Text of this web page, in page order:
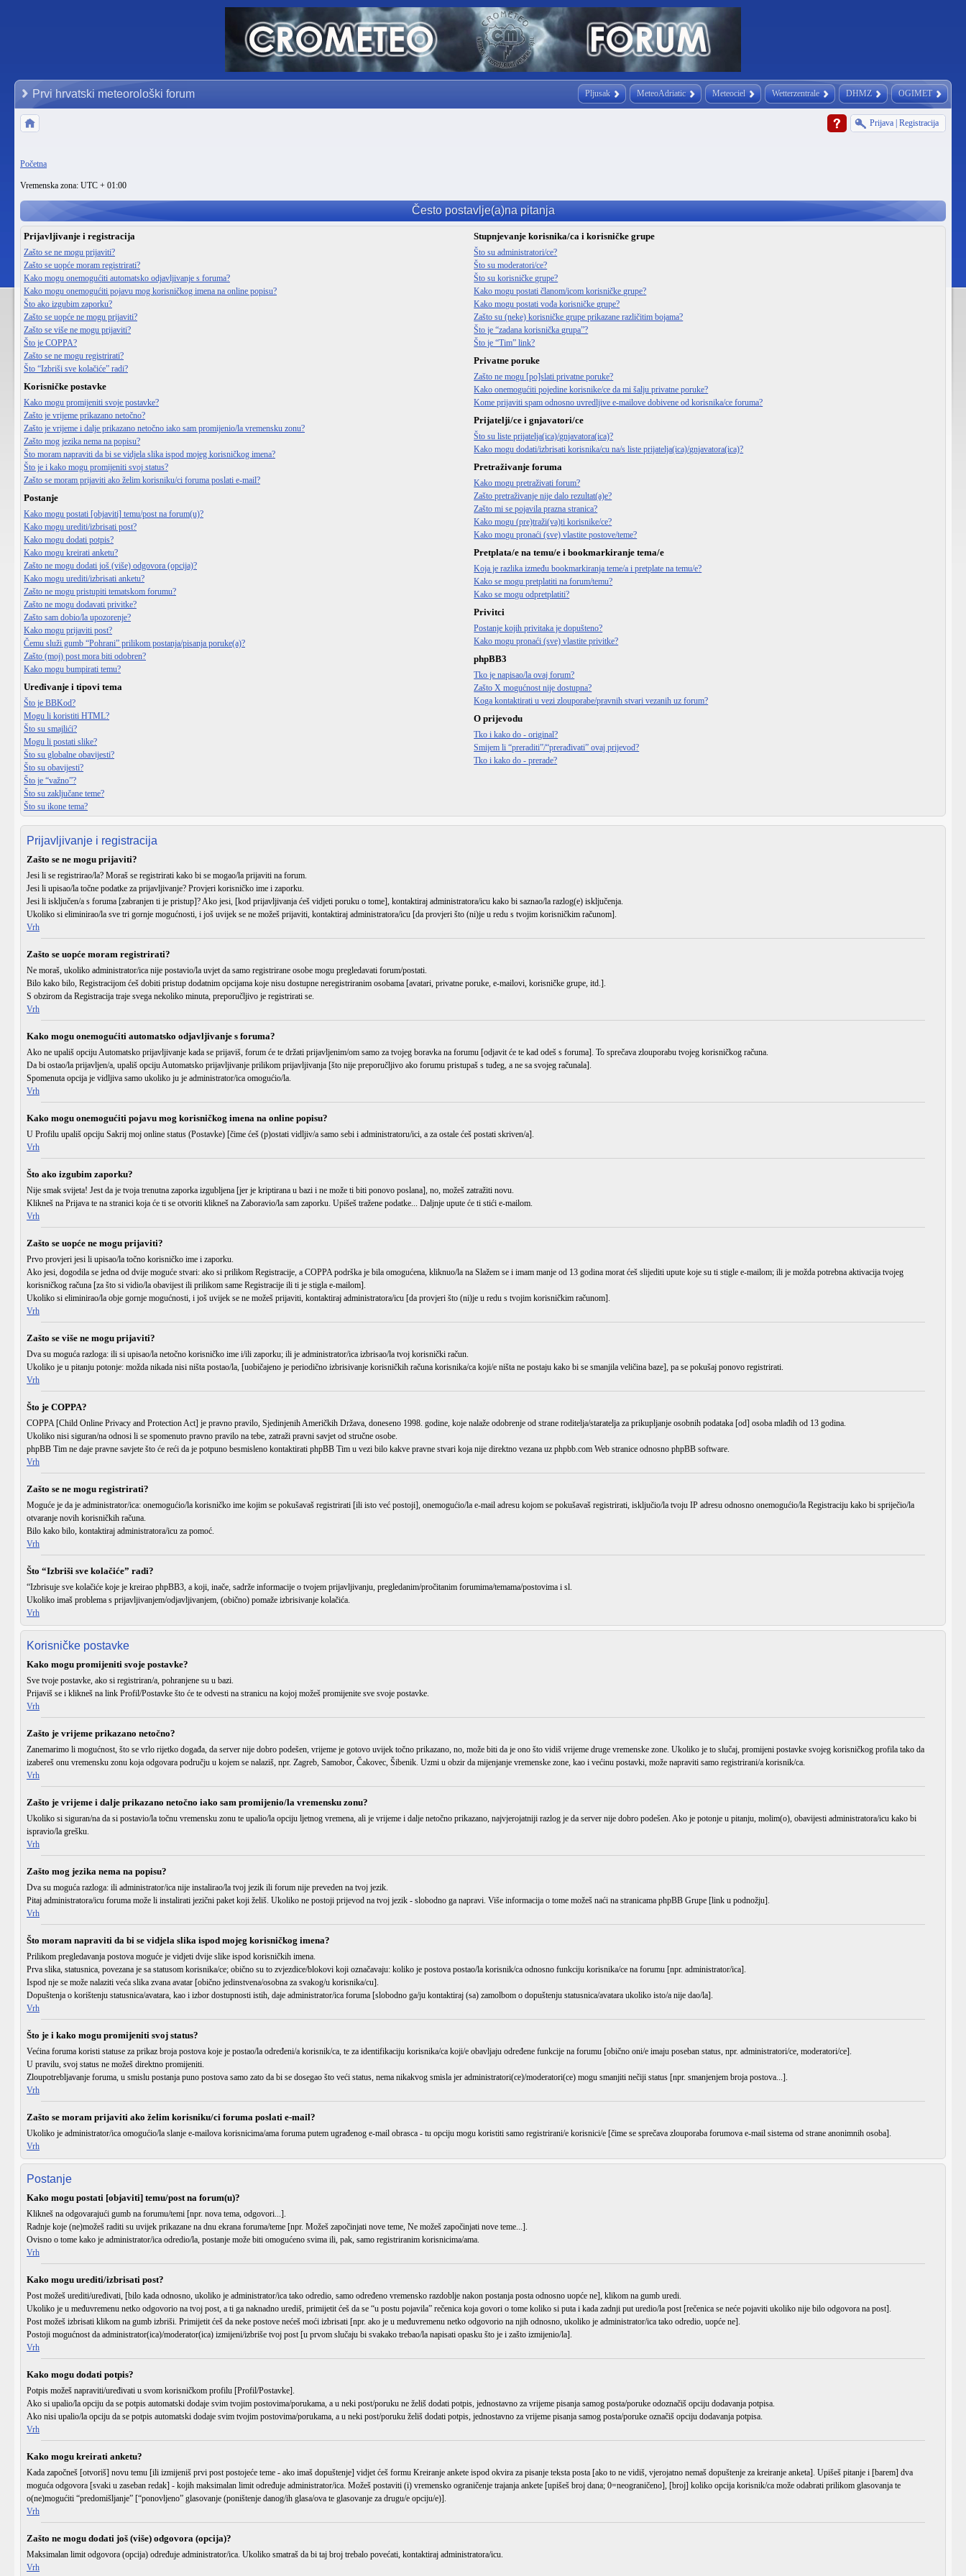
Pljusak MeteoAdriatic Meteociel Wetterzentrale DHMZ OGIMET
Prvi hrvatski meteorološki forum
Prijava Registracija
Početna
Vremenska zona: UTC + 01:00
Često postavlje(a)na pitanja
Prijavljivanje i registracija
Zašto se ne mogu prijaviti?
Zašto se uopće moram registrirati?
Kako mogu onemogućiti automatsko odjavljivanje s foruma?
Kako mogu onemogućiti pojavu mog korisničkog imena na online popisu?
Što ako izgubim zaporku?
Zašto se uopće ne mogu prijaviti?
Zašto se više ne mogu prijaviti?
Što je COPPA?
Zašto se ne mogu registrirati?
Što “Izbriši sve kolačiće” radi?
Korisničke postavke
Kako mogu promijeniti svoje postavke?
Zašto je vrijeme prikazano netočno?
Zašto je vrijeme i dalje prikazano netočno iako sam promijenio/la vremensku zonu?
Zašto mog jezika nema na popisu?
Što moram napraviti da bi se vidjela slika ispod mojeg korisničkog imena?
Što je i kako mogu promijeniti svoj status?
Zašto se moram prijaviti ako želim korisniku/ci foruma poslati e-mail?
Postanje
Kako mogu postati [objaviti] temu/post na forum(u)?
Kako mogu urediti/izbrisati post?
Kako mogu dodati potpis?
Kako mogu kreirati anketu?
Zašto ne mogu dodati još (više) odgovora (opcija)?
Kako mogu urediti/izbrisati anketu?
Zašto ne mogu pristupiti tematskom forumu?
Zašto ne mogu dodavati privitke?
Zašto sam dobio/la upozorenje?
Kako mogu prijaviti post?
Čemu služi gumb “Pohrani” prilikom postanja/pisanja poruke(a)?
Zašto (moj) post mora biti odobren?
Kako mogu bumpirati temu?
Uređivanje i tipovi tema
Što je BBKod?
Mogu li koristiti HTML?
Što su smajlići?
Mogu li postati slike?
Što su globalne obavijesti?
Što su obavijesti?
Što je “važno”?
Što su zaključane teme?
Što su ikone tema?
Stupnjevanje korisnika/ca i korisničke grupe
Što su administratori/ce?
Što su moderatori/ce?
Što su korisničke grupe?
Kako mogu postati članom/icom korisničke grupe?
Kako mogu postati vođa korisničke grupe?
Zašto su (neke) korisničke grupe prikazane različitim bojama?
Što je “zadana korisnička grupa”?
Što je “Tim” link?
Privatne poruke
Zašto ne mogu [po]slati privatne poruke?
Kako onemogućiti pojedine korisnike/ce da mi šalju privatne poruke?
Kome prijaviti spam odnosno uvredljive e-mailove dobivene od korisnika/ce foruma?
Prijatelji/ce i gnjavatori/ce
Što su liste prijatelja(ica)/gnjavatora(ica)?
Kako mogu dodati/izbrisati korisnika/cu na/s liste prijatelja(ica)/gnjavatora(ica)?
Pretraživanje foruma
Kako mogu pretraživati forum?
Zašto pretraživanje nije dalo rezultat(a)e?
Zašto mi se pojavila prazna stranica?
Kako mogu (pre)traži(va)ti korisnike/ce?
Kako mogu pronaći (sve) vlastite postove/teme?
Pretplata/e na temu/e i bookmarkiranje tema/e
Koja je razlika između bookmarkiranja teme/a i pretplate na temu/e?
Kako se mogu pretplatiti na forum/temu?
Kako se mogu odpretplatiti?
Privitci
Postanje kojih privitaka je dopušteno?
Kako mogu pronaći (sve) vlastite privitke?
phpBB3
Tko je napisao/la ovaj forum?
Zašto X mogućnost nije dostupna?
Koga kontaktirati u vezi zlouporabe/pravnih stvari vezanih uz forum?
O prijevodu
Tko i kako do - original?
Smijem li “preraditi”/“prerađivati” ovaj prijevod?
Tko i kako do - prerade?
Prijavljivanje i registracija
Zašto se ne mogu prijaviti?
Jesi li se registrirao/la? Moraš se registrirati kako bi se mogao/la prijaviti na forum.
Jesi li upisao/la točne podatke za prijavljivanje? Provjeri korisničko ime i zaporku.
Jesi li isključen/a s foruma [zabranjen ti je pristup]? Ako jesi, [kod prijavljivanja ćeš vidjeti poruku o tome], kontaktiraj administratora/icu kako bi saznao/la razlog(e) isključenja.
Ukoliko si eliminirao/la sve tri gornje mogućnosti, i još uvijek se ne možeš prijaviti, kontaktiraj administratora/icu [da provjeri što (ni)je u redu s tvojim korisničkim računom].
Vrh
Zašto se uopće moram registrirati?
Ne moraš, ukoliko administrator/ica nije postavio/la uvjet da samo registrirane osobe mogu pregledavati forum/postati.
Bilo kako bilo, Registracijom ćeš dobiti pristup dodatnim opcijama koje nisu dostupne neregistriranim osobama [avatari, privatne poruke, e-mailovi, korisničke grupe, itd.].
S obzirom da Registracija traje svega nekoliko minuta, preporučljivo je registrirati se.
Vrh
Kako mogu onemogućiti automatsko odjavljivanje s foruma?
Ako ne upališ opcijuAutomatsko prijavljivanje kada se prijaviš, forum će te držati prijavljenim/om samo za tvojeg boravka na forumu [odjavit će te kad odeš s foruma]. To sprečava zlouporabu tvojeg korisničkog računa.
Da bi ostao/la prijavljen/a, upališ opcijuAutomatsko prijavljivanje prilikom prijavljivanja [što nije preporučljivo ako forumu pristupaš s tuđeg, a ne sa svojeg računala].
Spomenuta opcija je vidljiva samo ukoliko ju je administrator/ica omogućio/la.
Vrh
Kako mogu onemogućiti pojavu mog korisničkog imena na online popisu?
U Profilu upališ opciju Sakrij moj online status (Postavke) [čime ćeš (p)ostati vidljiv/a samo sebi i administratoru/ici, a za ostale ćeš postati skriven/a].
Vrh
Što ako izgubim zaporku?
Nije smak svijeta! Jest da je tvoja trenutna zaporka izgubljena [jer je kriptirana u bazi i ne može ti biti ponovo poslana], no, možeš zatražiti novu.
Klikneš na Prijava te na stranici koja će ti se otvoriti klikneš na Zaboravio/la sam zaporku. Upišeš tražene podatke... Daljnje upute će ti stići e-mailom.
Vrh
Zašto se uopće ne mogu prijaviti?
Prvo provjeri jesi li upisao/la točno korisničko ime i zaporku.
Ako jesi, dogodila se jedna od dvije moguće stvari: ako si prilikom Registracije, a COPPA podrška je bila omogućena, kliknuo/la na Slažem se i imam manje od 13 godina morat ćeš slijediti upute koje su ti stigle e-mailom; ili je možda potrebna aktivacija tvojeg
korisničkog računa [za što si vidio/la obavijest ili prilikom same Registracije ili ti je stigla e-mailom].
Ukoliko si eliminirao/la obje gornje mogućnosti, i još uvijek se ne možeš prijaviti, kontaktiraj administratora/icu [da provjeri što (ni)je u redu s tvojim korisničkim računom].
Vrh
Zašto se više ne mogu prijaviti?
Dva su moguća razloga: ili si upisao/la netočno korisničko ime i/ili zaporku; ili je administrator/ica izbrisao/la tvoj korisnički račun.
Ukoliko je u pitanju potonje: možda nikada nisi ništa postao/la, [uobičajeno je periodično izbrisivanje korisničkih računa korisnika/ca koji/e ništa ne postaju kako bi se smanjila veličina baze], pa se pokušaj ponovo registrirati.
Vrh
Što je COPPA?
COPPA [Child Online Privacy and Protection Act] je pravno pravilo, Sjedinjenih Američkih Država, doneseno 1998. godine, koje nalaže odobrenje od strane roditelja/staratelja za prikupljanje osobnih podataka [od] osoba mlađih od 13 godina.
Ukoliko nisi siguran/na odnosi li se spomenuto pravno pravilo na tebe, zatraži pravni savjet od stručne osobe.
phpBB Tim ne daje pravne savjete što će reći da je potpuno besmisleno kontaktirati phpBB Tim u vezi bilo kakve pravne stvari koja nije direktno vezana uz phpbb.com Web stranice odnosno phpBB software.
Vrh
Zašto se ne mogu registrirati?
Moguće je da je administrator/ica: onemogućio/la korisničko ime kojim se pokušavaš registrirati [ili isto već postoji], onemogućio/la e-mail adresu kojom se pokušavaš registrirati, isključio/la tvoju IP adresu odnosno onemogućio/la Registraciju kako bi spriječio/la
otvaranje novih korisničkih računa.
Bilo kako bilo, kontaktiraj administratora/icu za pomoć.
Vrh
Što “Izbriši sve kolačiće” radi?
“Izbrisuje sve kolačiće koje je kreirao phpBB3, a koji, inače, sadrže informacije o tvojem prijavljivanju, pregledanim/pročitanim forumima/temama/postovima i sl.
Ukoliko imaš problema s prijavljivanjem/odjavljivanjem, (obično) pomaže izbrisivanje kolačića.
Vrh
Korisničke postavke
Kako mogu promijeniti svoje postavke?
Sve tvoje postavke, ako si registriran/a, pohranjene su u bazi.
Prijaviš se i klikneš na link Profil/Postavke što će te odvesti na stranicu na kojoj možeš promijenite sve svoje postavke.
Vrh
Zašto je vrijeme prikazano netočno?
Zanemarimo li mogućnost, što se vrlo rijetko događa, da server nije dobro podešen, vrijeme je gotovo uvijek točno prikazano, no, može biti da je ono što vidiš vrijeme druge vremenske zone. Ukoliko je to slučaj, promijeni postavke svojeg korisničkog profila tako da
izabereš onu vremensku zonu koja odgovara području u kojem se nalaziš, npr. Zagreb, Samobor, Čakovec, Šibenik. Uzmi u obzir da mijenjanje vremenske zone, kao i većinu postavki, može napraviti samo registrirani/a korisnik/ca.
Vrh
Zašto je vrijeme i dalje prikazano netočno iako sam promijenio/la vremensku zonu?
Ukoliko si siguran/na da si postavio/la točnu vremensku zonu te upalio/la opciju ljetnog vremena, ali je vrijeme i dalje netočno prikazano, najvjerojatniji razlog je da server nije dobro podešen. Ako je potonje u pitanju, molim(o), obavijesti administratora/icu kako bi
ispravio/la grešku.
Vrh
Zašto mog jezika nema na popisu?
Dva su moguća razloga: ili administrator/ica nije instalirao/la tvoj jezik ili forum nije preveden na tvoj jezik.
Pitaj administratora/icu foruma može li instalirati jezični paket koji želiš. Ukoliko ne postoji prijevod na tvoj jezik - slobodno ga napravi. Više informacija o tome možeš naći na stranicama phpBB Grupe [link u podnožju].
Vrh
Što moram napraviti da bi se vidjela slika ispod mojeg korisničkog imena?
Prilikom pregledavanja postova moguće je vidjeti dvije slike ispod korisničkih imena.
Prva slika, statusnica, povezana je sa statusom korisnika/ce; obično su to zvjezdice/blokovi koji označavaju: koliko je postova postao/la korisnik/ca odnosno funkciju korisnika/ce na forumu [npr. administrator/ica].
Ispod nje se može nalaziti veća slika zvana avatar [obično jedinstvena/osobna za svakog/u korisnika/cu].
Dopuštenja o korištenju statusnica/avatara, kao i izbor dostupnosti istih, daje administrator/ica foruma [slobodno ga/ju kontaktiraj (sa) zamolbom o dopuštenju statusnica/avatara ukoliko isto/a nije dao/la].
Vrh
Što je i kako mogu promijeniti svoj status?
Većina foruma koristi statuse za prikaz broja postova koje je postao/la određeni/a korisnik/ca, te za identifikaciju korisnika/ca koji/e obavljaju određene funkcije na forumu [obično oni/e imaju poseban status, npr. administratori/ce, moderatori/ce].
U pravilu, svoj status ne možeš direktno promijeniti.
Zloupotrebljavanje foruma, u smislu postanja puno postova samo zato da bi se dosegao što veći status, nema nikakvog smisla jer administratori(ce)/moderatori(ce) mogu smanjiti nečiji status [npr. smanjenjem broja postova...].
Vrh
Zašto se moram prijaviti ako želim korisniku/ci foruma poslati e-mail?
Ukoliko je administrator/ica omogućio/la slanje e-mailova korisnicima/ama foruma putem ugrađenog e-mail obrasca - tu opciju mogu koristiti samo registrirani/e korisnici/e [čime se sprečava zlouporaba forumova e-mail sistema od strane anonimnih osoba].
Vrh
Postanje
Kako mogu postati [objaviti] temu/post na forum(u)?
Klikneš na odgovarajući gumb na forumu/temi [npr. nova tema, odgovori...].
Radnje koje (ne)možeš raditi su uvijek prikazane na dnu ekrana foruma/teme [npr. Možeš započinjati nove teme, Ne možeš započinjati nove teme...].
Ovisno o tome kako je administrator/ica odredio/la, postanje može biti omogućeno svima ili, pak, samo registriranim korisnicima/ama.
Vrh
Kako mogu urediti/izbrisati post?
Post možeš urediti/uređivati, [bilo kada odnosno, ukoliko je administrator/ica tako odredio, samo određeno vremensko razdoblje nakon postanja posta odnosno uopće ne], klikom na gumb uredi.
Ukoliko je u međuvremenu netko odgovorio na tvoj post, a ti ga naknadno urediš, primijetit ćeš da se “u postu pojavila” rečenica koja govori o tome koliko si puta i kada zadnji put uredio/la post [rečenica se neće pojaviti ukoliko nije bilo odgovora na post].
Post možeš izbrisati klikom na gumb izbriši. Primijetit ćeš da neke postove nećeš moći izbrisati [npr. ako je u međuvremenu netko odgovorio na njih odnosno, ukoliko je administrator/ica tako odredio, uopće ne].
Postoji mogućnost da administrator(ica)/moderator(ica) izmijeni/izbriše tvoj post [u prvom slučaju bi svakako trebao/la napisati opasku što je i zašto izmijenio/la].
Vrh
Kako mogu dodati potpis?
Potpis možeš napraviti/uređivati u svom korisničkom profilu [Profil/Postavke].
Ako si upalio/la opciju da se potpis automatski dodaje svim tvojim postovima/porukama, a u neki post/poruku ne želiš dodati potpis, jednostavno za vrijeme pisanja samog posta/poruke odoznačiš opciju dodavanja potpisa.
Ako nisi upalio/la opciju da se potpis automatski dodaje svim tvojim postovima/porukama, a u neki post/poruku želiš dodati potpis, jednostavno za vrijeme pisanja samog posta/poruke označiš opciju dodavanja potpisa.
Vrh
Kako mogu kreirati anketu?
Kada započneš [otvoriš] novu temu [ili izmijeniš prvi post postojeće teme - ako imaš dopuštenje] vidjet ćeš formu Kreiranje ankete ispod okvira za pisanje teksta posta [ako to ne vidiš, vjerojatno nemaš dopuštenje za kreiranje anketa]. Upišeš pitanje i [barem] dva
moguća odgovora [svaki u zaseban redak] - kojih maksimalan limit određuje administrator/ica. Možeš postaviti (i) vremensko ograničenje trajanja ankete [upišeš broj dana; 0=neograničeno], [broj] koliko opcija korisnik/ca može odabrati prilikom glasovanja te
o(ne)mogućiti “predomišljanje” [“ponovljeno” glasovanje (poništenje danog/ih glasa/ova te glasovanje za drugu/e opciju/e)].
Vrh
Zašto ne mogu dodati još (više) odgovora (opcija)?
Maksimalan limit odgovora (opcija) određuje administrator/ica. Ukoliko smatraš da bi taj broj trebalo povećati, kontaktiraj administratora/icu.
Vrh